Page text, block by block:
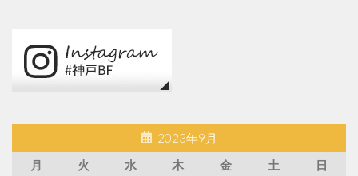
2023年9月
月
火 水 木 金 土
日